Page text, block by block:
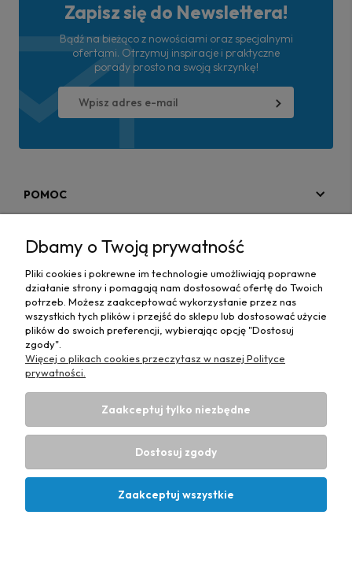
Zapisz się do Newslettera!
Bądź na bieżąco z nowościami oraz specjalnymi
ofertami. Otrzymuj inspiracje i praktyczne
porady prosto na swoją skrzynkę!
POMOC
MAPA STRONY
INFORMACJE
Hurtownia materiałów tapicerskich Adrian| ul. Chorzowska
50e, 44-100 Gliwice, woj. śląskie | E-mail:
6312703341
Projekt i wykonanie:Ecommercy.pl
Dbamy o Twoją prywatność
Pliki cookies i pokrewne im technologie umożliwiają poprawne
działanie strony i pomagają nam dostosować ofertę do Twoich
potrzeb. Możesz zaakceptować wykorzystanie przez nas
wszystkich tych plików i przejść do sklepu lub dostosować użycie
plików do swoich preferencji, wybierając opcję "Dostosuj
zgody".
Więcej o plikach cookies przeczytasz w naszej Polityce
prywatności.
Zaakceptuj tylko niezbędne
Dostosuj zgody
Zaakceptuj wszystkie